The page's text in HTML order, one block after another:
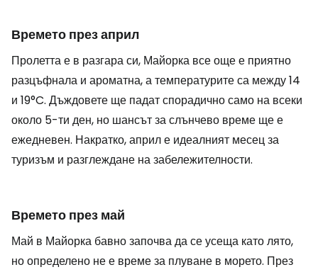
Времето през април
Пролетта е в разгара си, Майорка все още е приятно
разцъфнала и ароматна, а температурите са между 14
и 19°C. Дъждовете ще падат спорадично само на всеки
около 5-ти ден, но шансът за слънчево време ще е
ежедневен. Накратко, април е идеалният месец за
туризъм и разглеждане на забележителности.
Времето през май
Май в Майорка бавно започва да се усеща като лято,
но определено не е време за плуване в морето. През